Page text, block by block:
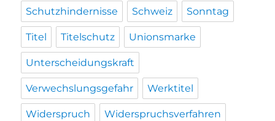
Schutzhindernisse Schweiz Sonntag
Titel Titelschutz Unionsmarke
Unterscheidungskraft
Verwechslungsgefahr Werktitel
Widerspruch Widerspruchsverfahren